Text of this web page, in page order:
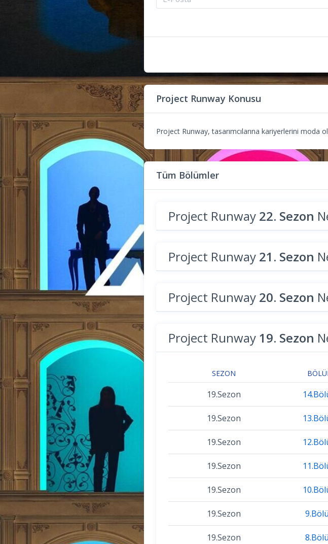
Project Runway Konusu
Project Runway, tasarımcılarına kariyerlerini moda
Tüm Bölümler
Project Runway 22. Sezon
Project Runway 21. Sezon
Project Runway 20. Sezon
Project Runway 19. Sezon
SEZON
19.Sezon
19.Sezon
19.Sezon
19.Sezon
19.Sezon
19.Sezon
19.Sezon